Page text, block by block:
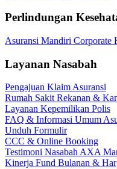
Perlindungan
Asuransi Mandiri Corporate
Layanan Nasabah
Pengajuan Klaim Asuransi
Rumah Sakit Rekanan &
Layanan Kepemilikan Polis
FAQ & Informasi Umum
Unduh Formulir
CCC & Online Booking
Testimoni Nasabah AXA
Kinerja Fund Bulanan &